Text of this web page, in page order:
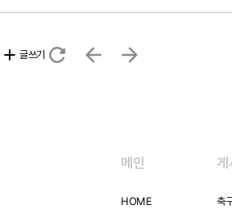
add 글쓰기 refresh arrow_back arrow_forward
메인
HOME
게
축